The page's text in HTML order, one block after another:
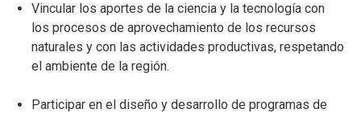
Vincular los aportes de la ciencia y la tecnología con
los procesos de aprovechamiento de los recursos
naturales y con las actividades productivas, respetando
el ambiente de la región.
Participar en el diseño y desarrollo de programas de